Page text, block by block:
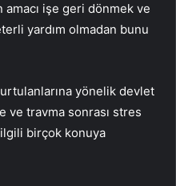
işe geri dönmek ve
yardım olmadan bunu
yönelik devlet
ve travma sonrası stres
ilgili birçok konuya